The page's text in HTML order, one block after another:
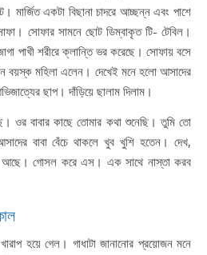
মার্জিত একটা বিছানা চাদরে আচ্ছন্ন এবং পাশে
সোফার সামনে ছোট ডিম্বাকৃত টি- টেবিল।
পাখী শরীরে ক্লান্তি ভর করেছে। সোফায় বসে
বয়স্ক মহিলা এলেন। দেখেই মনে হলো আসাদের
ছাপ। দাঁড়িয়ে ছালাম দিলাম।
ওর বাবার কাছে তোমার কথা শুনেছি। তুমি তো
বাবা বেঁচে থাকলে খুব খুশি হতেন। দেখ,
আছে। গোসল করে এস। এক সাথে নাস্তা করব
হয়ে গেল। গাধাটা জানানোর প্রয়োজন মনে